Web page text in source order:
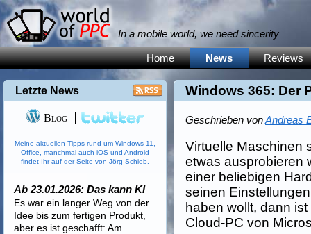
In a mobile world, we need sincerity
Home News Reviews
Windows 365: Der
Geschrieben vonAndreas
Virtuelle Maschinen
etwas ausprobieren
einer beliebigen
seinen
haben wollt, dann ist
Cloud-PC von
Letzte News
Blog
Meine aktuellen Tipps rund um Windows 11,
Office, manchmal auch iOS und Android
findet Ihr auf der Seite von Jörg Schieb.
Ab 23.01.2026: Das kann KI
Es war ein langer Weg von der
Idee bis zum fertigen Produkt,
aber es ist geschafft: Am